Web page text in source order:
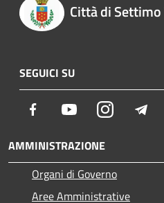
Città di
SEGUICI SU
Facebook YoutubeInstagram
AMMINISTRAZIONE
Organi di Governo
Aree Amministrative